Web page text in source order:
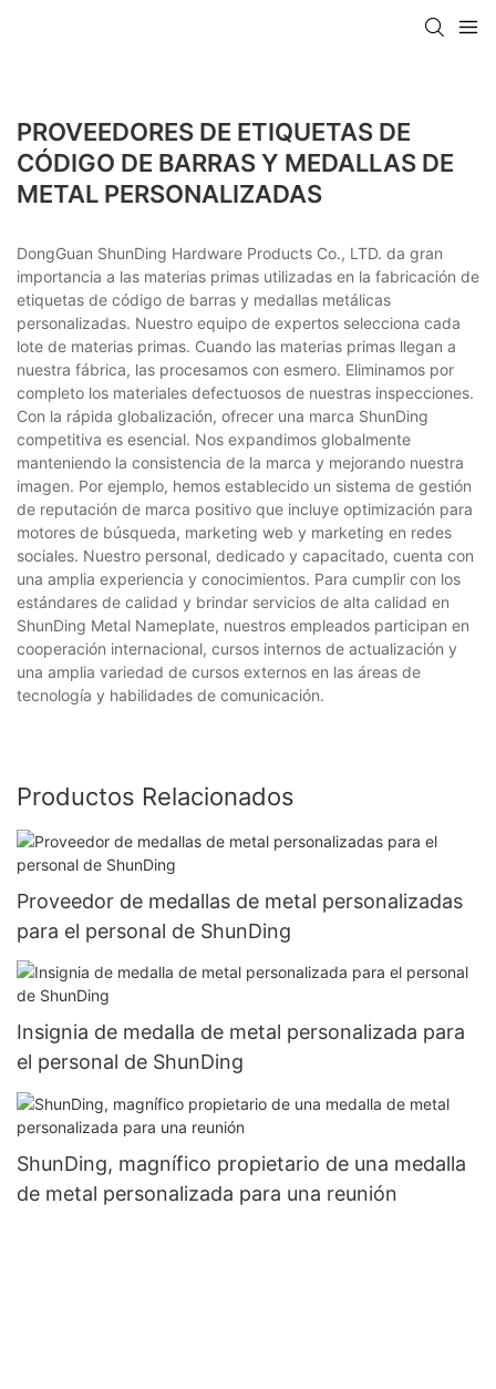
PROVEEDORES DE ETIQUETAS DE
CÓDIGO DE BARRAS Y MEDALLAS DE
METAL PERSONALIZADAS
DongGuan ShunDing Hardware Products Co., LTD. da gran
importancia a las materias primas utilizadas en la fabricación de
etiquetas de código de barras y medallas metálicas
personalizadas. Nuestro equipo de expertos selecciona cada
lote de materias primas. Cuando las materias primas llegan a
nuestra fábrica, las procesamos con esmero. Eliminamos por
completo los materiales defectuosos de nuestras inspecciones.
Con la rápida globalización, ofrecer una marca ShunDing
competitiva es esencial. Nos expandimos globalmente
manteniendo la consistencia de la marca y mejorando nuestra
imagen. Por ejemplo, hemos establecido un sistema de gestión
de reputación de marca positivo que incluye optimización para
motores de búsqueda, marketing web y marketing en redes
sociales. Nuestro personal, dedicado y capacitado, cuenta con
una amplia experiencia y conocimientos. Para cumplir con los
estándares de calidad y brindar servicios de alta calidad en
ShunDing Metal Nameplate, nuestros empleados participan en
cooperación internacional, cursos internos de actualización y
una amplia variedad de cursos externos en las áreas de
tecnología y habilidades de comunicación.
Productos Relacionados
Proveedor de medallas de metal personalizadas
para el personal de ShunDing
Insignia de medalla de metal personalizada para
el personal de ShunDing
ShunDing, magnífico propietario de una medalla
de metal personalizada para una reunión